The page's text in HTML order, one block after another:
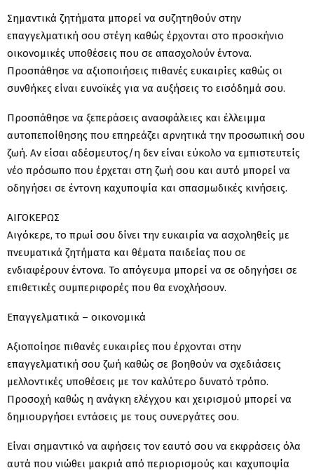
Σημαντικά ζητήματα μπορεί να συζητηθούν στην
επαγγελματική σου στέγη καθώς έρχονται στο προσκήνιο
οικονομικές υποθέσεις που σε απασχολούν έντονα.
Προσπάθησε να αξιοποιήσεις πιθανές ευκαιρίες καθώς οι
συνθήκες είναι ευνοϊκές για να αυξήσεις το εισόδημά σου.
Προσπάθησε να ξεπεράσεις ανασφάλειες και έλλειμμα
αυτοπεποίθησης που επηρεάζει αρνητικά την προσωπική σου
ζωή. Αν είσαι αδέσμευτος/η δεν είναι εύκολο να εμπιστευτείς
νέο πρόσωπο που έρχεται στη ζωή σου και αυτό μπορεί να
οδηγήσει σε έντονη καχυποψία και σπασμωδικές κινήσεις.
ΑΙΓΟΚΕΡΩΣ
Αιγόκερε, το πρωί σου δίνει την ευκαιρία να ασχοληθείς με
πνευματικά ζητήματα και θέματα παιδείας που σε
ενδιαφέρουν έντονα. Το απόγευμα μπορεί να σε οδηγήσει σε
επιθετικές συμπεριφορές που θα ενοχλήσουν.
Επαγγελματικά – οικονομικά
Αξιοποίησε πιθανές ευκαιρίες που έρχονται στην
επαγγελματική σου ζωή καθώς σε βοηθούν να σχεδιάσεις
μελλοντικές υποθέσεις με τον καλύτερο δυνατό τρόπο.
Προσοχή καθώς η ανάγκη ελέγχου και χειρισμού μπορεί να
δημιουργήσει εντάσεις με τους συνεργάτες σου.
Είναι σημαντικό να αφήσεις τον εαυτό σου να εκφράσεις όλα
αυτά που νιώθει μακριά από περιορισμούς και καχυποψία